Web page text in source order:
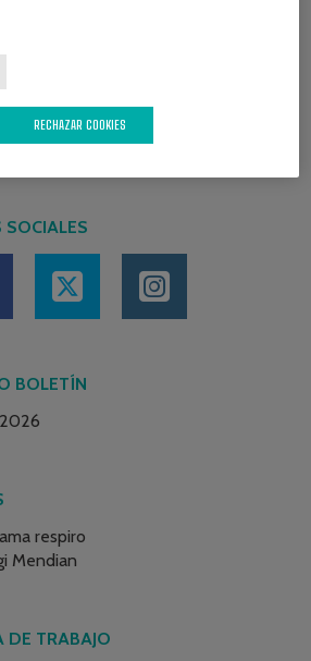
SOCIALES
BOLETÍN
respiro
Mendian
DE TRABAJO
RECHAZAR COOKIES